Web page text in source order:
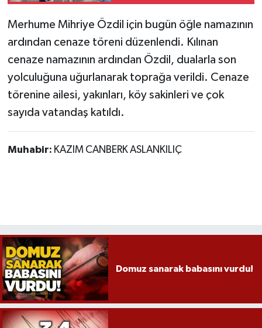
Merhume Mihriye Özdil için bugün öğle namazının
ardından cenaze töreni düzenlendi. Kılınan
cenaze namazının ardından Özdil, dualarla son
yolculuğuna uğurlanarak toprağa verildi. Cenaze
törenine ailesi, yakınları, köy sakinleri ve çok
sayıda vatandaş katıldı.
Muhabir: KAZIM CANBERK ASLANKILIÇ
Domuz sanarak babasını vurdu!
Politika
Resmi İlan
Röportaj
Sağlık
Spor